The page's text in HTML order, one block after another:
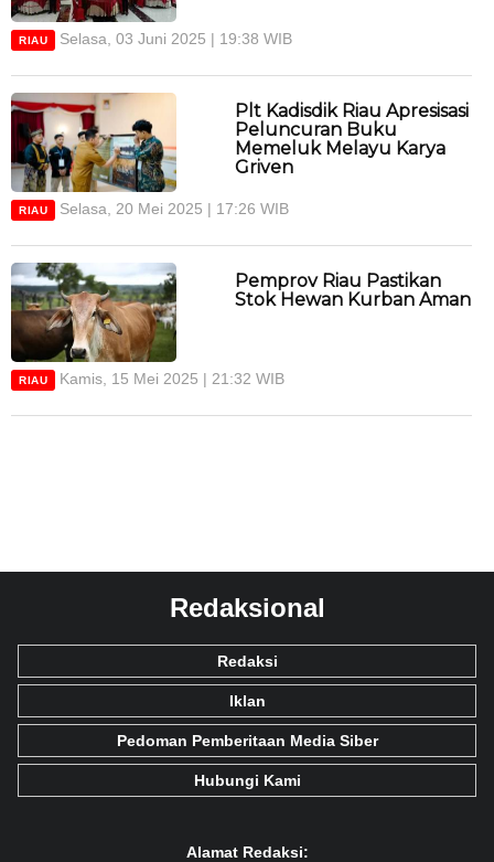
RIAU Selasa, 03 Juni 2025 | 19:38 WIB
Plt Kadisdik Riau Apresisasi
Peluncuran Buku
Memeluk Melayu Karya
Griven
RIAU Selasa, 20 Mei 2025 | 17:26 WIB
Pemprov Riau Pastikan
Stok Hewan Kurban Aman
RIAU Kamis, 15 Mei 2025 | 21:32 WIB
Redaksional
Redaksi
Iklan
Pedoman Pemberitaan Media Siber
Hubungi Kami
Alamat Redaksi: